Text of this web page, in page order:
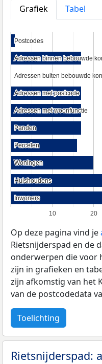
Grafiek
Tabel
10 20
Postcodes
Postcodes
Adressen binnen bebouwde
Adressen binnen bebouwde
Adressen buiten bebouwde
Adressen buiten bebouwde
Adressen met postcode
Adressen met postcode
Adressen met woonfunctie
Adressen met woonfunctie
Panden
Panden
Percelen
Percelen
Woningen
Woningen
Huishoudens
Huishoudens
Inwoners
Inwoners
Op deze pagina vind je
Rietsnijderspad en de
onderwerpen die voor
zijn in grafieken en
zijn afkomstig van het
van de postcodedata
Toelichting
Rietsnijderspad: